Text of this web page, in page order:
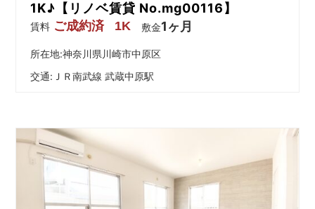
1K♪【リノベ賃貸 No.mg00116】
賃料 ご成約済 1K 敷金1ヶ月
所在地:神奈川県川崎市中原区
交通: ＪＲ南武線 武蔵中原駅